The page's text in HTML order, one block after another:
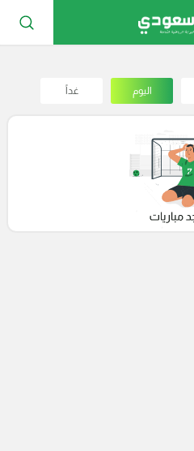
اليوم غداً